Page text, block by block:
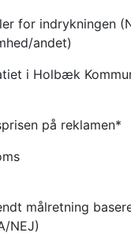
for indrykningen
andet)
i Holbæk
på reklamen*
målretning
NEJ)